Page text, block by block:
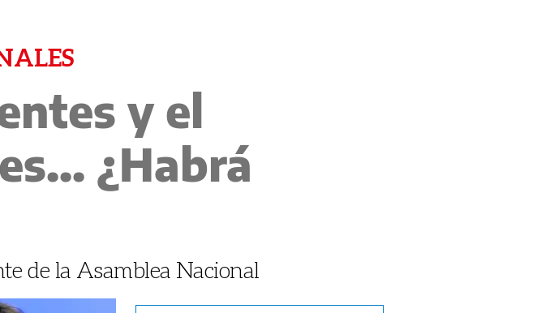
y el
¿Habrá
de la Asamblea Nacional